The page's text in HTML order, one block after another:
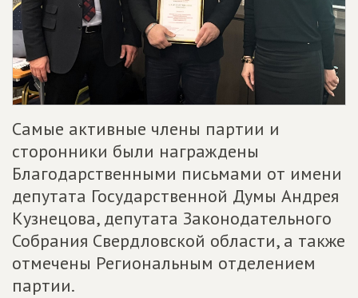
Самые активные члены партии и
сторонники были награждены
Благодарственными письмами от имени
депутата Государственной Думы Андрея
Кузнецова, депутата Законодательного
Собрания Свердловской области, а также
отмечены Региональным отделением
партии.